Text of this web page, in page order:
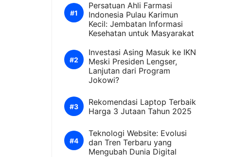
Persatuan Ahli Farmasi
Indonesia Pulau Karimun
Kecil: Jembatan Informasi
Kesehatan untuk Masyarakat
Investasi Asing Masuk ke IKN
Meski Presiden Lengser,
Lanjutan dari Program
Jokowi?
Rekomendasi Laptop Terbaik
Harga 3 Jutaan Tahun 2025
Teknologi Website: Evolusi
dan Tren Terbaru yang
Mengubah Dunia Digital